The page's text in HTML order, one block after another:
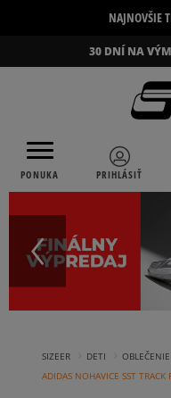
NAJNOVŠIE
30 DNÍ NA
PONUKA PRIHLÁSIŤ
SIZEER DETI OBLEČENIE
ADIDAS NOHAVICE SST TRACK